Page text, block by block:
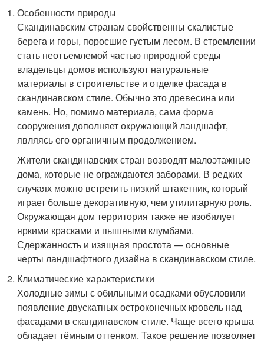
Особенности природы
Скандинавским странам свойственны скалистые
берега и горы, поросшие густым лесом. В стремлении
стать неотъемлемой частью природной среды
владельцы домов используют натуральные
материалы в строительстве и отделке фасада в
скандинавском стиле. Обычно это древесина или
камень. Но, помимо материала, сама форма
сооружения дополняет окружающий ландшафт,
являясь его органичным продолжением.
Жители скандинавских стран возводят малоэтажные
дома, которые не ограждаются заборами. В редких
случаях можно встретить низкий штакетник, который
играет больше декоративную, чем утилитарную роль.
Окружающая дом территория также не изобилует
яркими красками и пышными клумбами.
Сдержанность и изящная простота — основные
черты ландшафтного дизайна в скандинавском стиле.
Климатические характеристики
Холодные зимы с обильными осадками обусловили
появление двускатных остроконечных кровель над
фасадами в скандинавском стиле. Чаще всего крыша
обладает тёмным оттенком. Такое решение позволяет